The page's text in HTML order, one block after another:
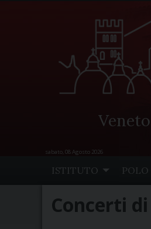
sabato, 08 Agosto 2026
ISTITUTO
Concerti